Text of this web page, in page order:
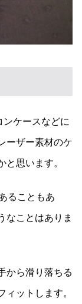
ケースなどに
ーザー素材のケ
と思います。
ることもあ
なことはありま
から滑り落ちる
ィットします。